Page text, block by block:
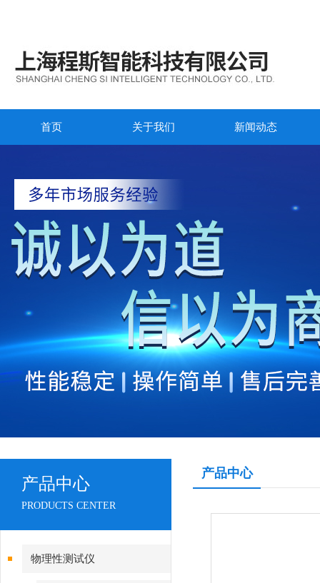
首页 关于我们 新闻动态
产品中心
PRODUCTS CENTER
物理性测试仪
产品中心